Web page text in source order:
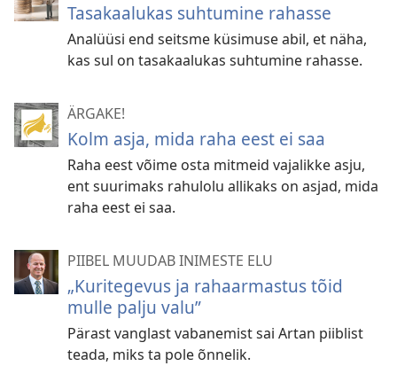
Tasakaalukas suhtumine rahasse
Analüüsi end seitsme küsimuse abil, et näha,
kas sul on tasakaalukas suhtumine rahasse.
ÄRGAKE!
Kolm asja, mida raha eest ei saa
Raha eest võime osta mitmeid vajalikke asju,
ent suurimaks rahulolu allikaks on asjad, mida
raha eest ei saa.
PIIBEL MUUDAB INIMESTE ELU
„Kuritegevus ja rahaarmastus tõid
mulle palju valu”
Pärast vanglast vabanemist sai Artan piiblist
teada, miks ta pole õnnelik.